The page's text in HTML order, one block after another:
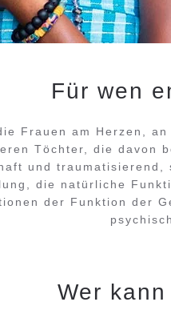
Für wen
Frauen am Herzen,
Töchter, die davon
und
die natürliche
der Funktion der
Wer